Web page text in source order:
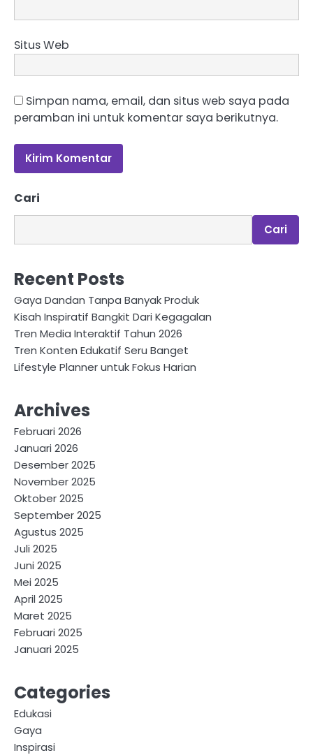
Situs Web
Simpan nama, email, dan situs web saya pada
peramban ini untuk komentar saya berikutnya.
Cari
Cari
Recent Posts
Gaya Dandan Tanpa Banyak Produk
Kisah Inspiratif Bangkit Dari Kegagalan
Tren Media Interaktif Tahun 2026
Tren Konten Edukatif Seru Banget
Lifestyle Planner untuk Fokus Harian
Archives
Februari 2026
Januari 2026
Desember 2025
November 2025
Oktober 2025
September 2025
Agustus 2025
Juli 2025
Juni 2025
Mei 2025
April 2025
Maret 2025
Februari 2025
Januari 2025
Categories
Edukasi
Gaya
Inspirasi